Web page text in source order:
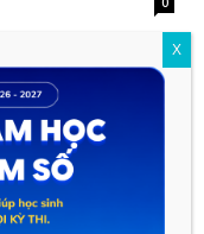
X